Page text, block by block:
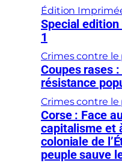
Édition
Special
1
Crimes contre le
Coupes rases
résistance
Crimes contre le
Corse : Face
capitalisme et
coloniale de
peuple sauve